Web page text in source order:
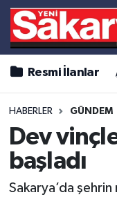
Resmi İlanlar
HABERLER GÜNDEM
Dev
başladı
Sakarya’da